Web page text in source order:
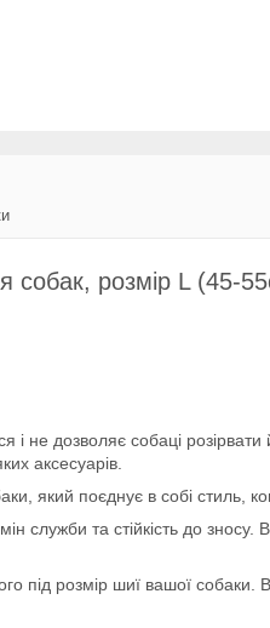
собак, розмір L (45-
не дозволяє собаці
аксесуарів.
який поєднує в собі стиль,
служби та стійкість до зносу.
під розмір шиї вашої